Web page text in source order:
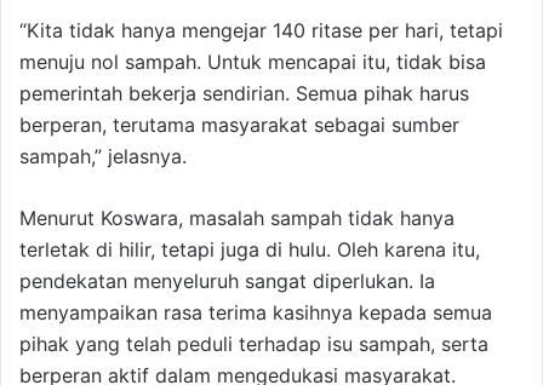
“Kita tidak hanya mengejar 140 ritase per hari, tetapi
menuju nol sampah. Untuk mencapai itu, tidak bisa
pemerintah bekerja sendirian. Semua pihak harus
berperan, terutama masyarakat sebagai sumber
sampah,” jelasnya.
Menurut Koswara, masalah sampah tidak hanya
terletak di hilir, tetapi juga di hulu. Oleh karena itu,
pendekatan menyeluruh sangat diperlukan. Ia
menyampaikan rasa terima kasihnya kepada semua
pihak yang telah peduli terhadap isu sampah, serta
berperan aktif dalam mengedukasi masyarakat.